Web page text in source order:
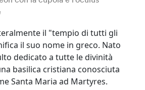
il "tempio di tutti gli
il suo nome in greco. Nato
dedicato a tutte le divinità
basilica cristiana conosciuta
Santa Maria ad Martyres.